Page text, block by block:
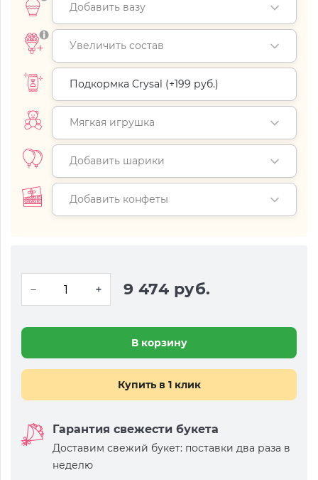
Добавить вазу
Увеличить состав
Подкормка Crysal (+199 руб.)
Мягкая игрушка
Добавить шарики
Добавить конфеты
9 474 руб.
В корзину
Купить в 1 клик
Гарантия свежести букета
Доставим свежий букет: поставки два раза в
неделю